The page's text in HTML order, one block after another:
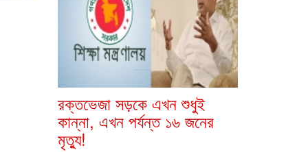
রক্তভেজা সড়কে এখন শুধুই
কান্না, এখন পর্যন্ত ১৬ জনের
মৃত্যু!